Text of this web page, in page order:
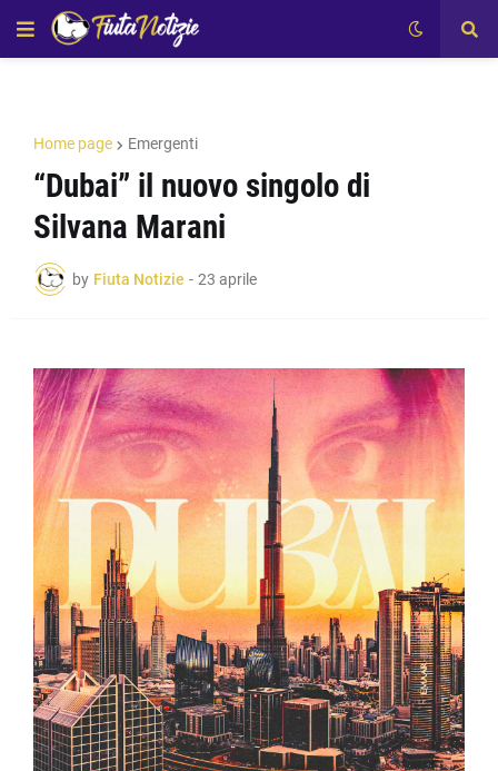
Home page Emergenti
“Dubai” il nuovo singolo di
Silvana Marani
by Fiuta Notizie - 23 aprile